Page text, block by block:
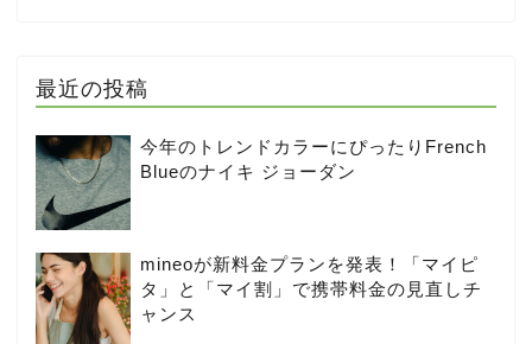
最近の投稿
今年のトレンドカラーにぴったりFrench
Blueのナイキ ジョーダン
mineoが新料金プランを発表！「マイピ
タ」と「マイ割」で携帯料金の見直しチ
ャンス